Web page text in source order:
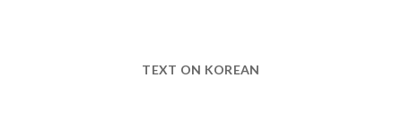
TEXT ON KOREAN